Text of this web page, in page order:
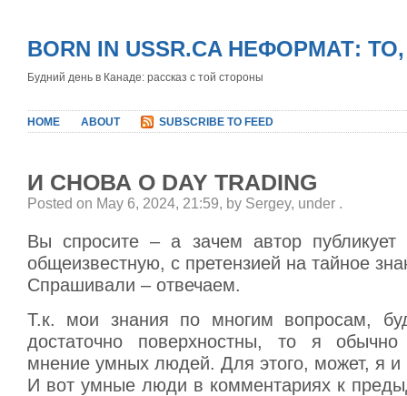
BORN IN USSR.CA НЕФОРМАТ:
Будний день в Канаде: рассказ с той стороны
HOME ABOUT SUBSCRIBE TO FEED
И СНОВА О DAY TRADING
Posted on May 6, 2024, 21:59, by Sergey, under .
Вы спросите – а зачем автор публикует
общеизвестную, с претензией на тайное
Спрашивали – отвечаем.
Т.к. мои знания по многим вопросам,
достаточно поверхностны, то я
мнение умных людей. Для этого, может, я и
И вот умные люди в комментариях к